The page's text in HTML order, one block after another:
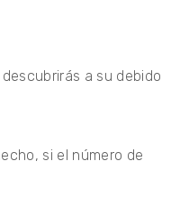
a su debido
si el número de